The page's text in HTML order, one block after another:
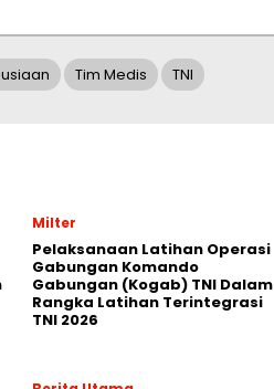
Tim Medis TNI
Milter
Pelaksanaan Latihan Operasi
Gabungan Komando
Gabungan (Kogab) TNI Dalam
Rangka Latihan Terintegrasi
TNI 2026